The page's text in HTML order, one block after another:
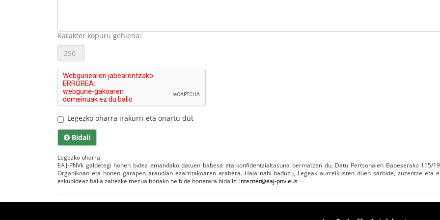
Karakter kopuru gehiena:
Legezko oharra irakurri eta onartu dut
Bidali
Legezko oharra:
EAJ-PNVk galdetegi honen bidez emandako datuen babesa eta konfidentzialtasuna bermatzen du, Datu Pertsonalen Babeserako 115/
Organikoan eta honen garapen araudian ezarritakoaren arabera. Hala nahi baduzu, Legeak aurreikusten duen sarbide, zuzentze eta
eskubideaz balia zaitezke mezua honako helbide honetara bidaliz: internet@eaj-pnv.eus